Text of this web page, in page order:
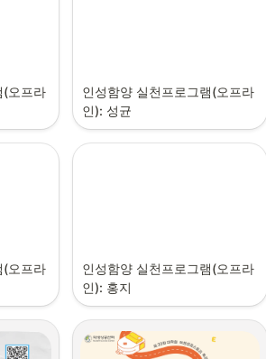
(오프라
인성함양 실천프로그램(오프라
인): 성균
(오프라
인성함양 실천프로그램(오프라
인): 홍지